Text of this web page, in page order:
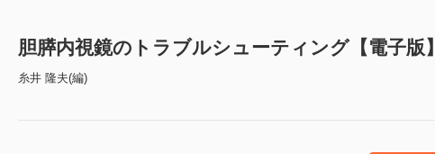
胆膵内視鏡のトラブルシューティング【電子版】
糸井 隆夫(編)